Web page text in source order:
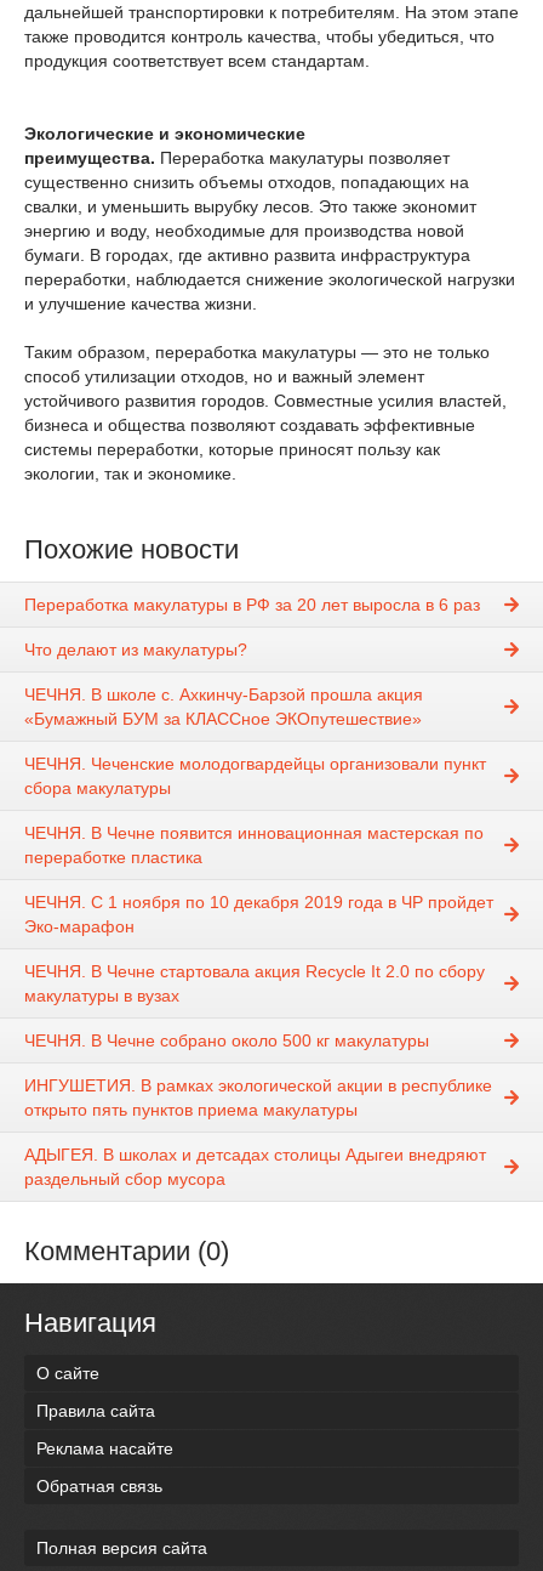
дальнейшей транспортировки к потребителям. На этом этапе
также проводится контроль качества, чтобы убедиться, что
продукция соответствует всем стандартам.
Экологические и экономические
преимущества. Переработка макулатуры позволяет
существенно снизить объемы отходов, попадающих на
свалки, и уменьшить вырубку лесов. Это также экономит
энергию и воду, необходимые для производства новой
бумаги. В городах, где активно развита инфраструктура
переработки, наблюдается снижение экологической нагрузки
и улучшение качества жизни.
Таким образом, переработка макулатуры — это не только
способ утилизации отходов, но и важный элемент
устойчивого развития городов. Совместные усилия властей,
бизнеса и общества позволяют создавать эффективные
системы переработки, которые приносят пользу как
экологии, так и экономике.
Похожие новости
Переработка макулатуры в РФ за 20 лет выросла в 6 раз
Что делают из макулатуры?
ЧЕЧНЯ. В школе с. Ахкинчу-Барзой прошла акция
«Бумажный БУМ за КЛАССное ЭКОпутешествие»
ЧЕЧНЯ. Чеченские молодогвардейцы организовали пункт
сбора макулатуры
ЧЕЧНЯ. В Чечне появится инновационная мастерская по
переработке пластика
ЧЕЧНЯ. С 1 ноября по 10 декабря 2019 года в ЧР пройдет
Эко-марафон
ЧЕЧНЯ. В Чечне стартовала акция Recycle It 2.0 по сбору
макулатуры в вузах
ЧЕЧНЯ. В Чечне собрано около 500 кг макулатуры
ИНГУШЕТИЯ. В рамках экологической акции в республике
открыто пять пунктов приема макулатуры
АДЫГЕЯ. В школах и детсадах столицы Адыгеи внедряют
раздельный сбор мусора
Комментарии (0)
Навигация
О сайте
Правила сайта
Реклама насайте
Обратная связь
Полная версия сайта